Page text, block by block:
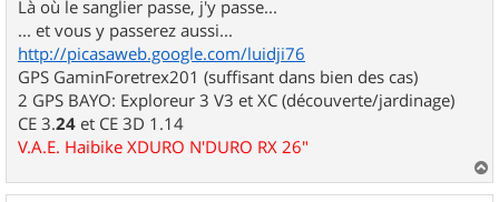
Là où le sanglier passe, j'y passe...
... et vous y passerez aussi...
http://picasaweb.google.com/luidji76
GPS GaminForetrex201 (suffisant dans bien des cas)
2 GPS BAYO: Exploreur 3 V3 et XC (découverte/jardinage)
CE 3.24 et CE 3D 1.14
V.A.E. Haibike XDURO N'DURO RX 26"
a